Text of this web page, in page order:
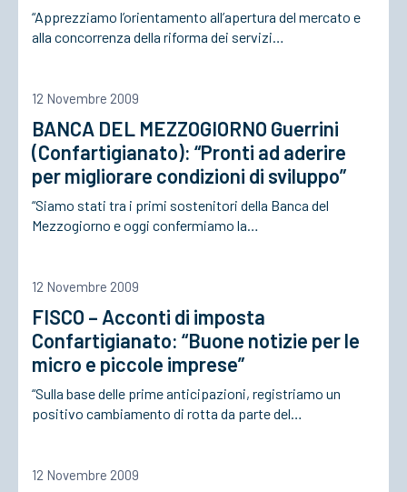
“Apprezziamo l’orientamento all’apertura del mercato e
alla concorrenza della riforma dei servizi…
12 Novembre 2009
BANCA DEL MEZZOGIORNO Guerrini
(Confartigianato): “Pronti ad aderire
per migliorare condizioni di sviluppo”
“Siamo stati tra i primi sostenitori della Banca del
Mezzogiorno e oggi confermiamo la…
12 Novembre 2009
FISCO – Acconti di imposta
Confartigianato: “Buone notizie per le
micro e piccole imprese”
“Sulla base delle prime anticipazioni, registriamo un
positivo cambiamento di rotta da parte del…
12 Novembre 2009